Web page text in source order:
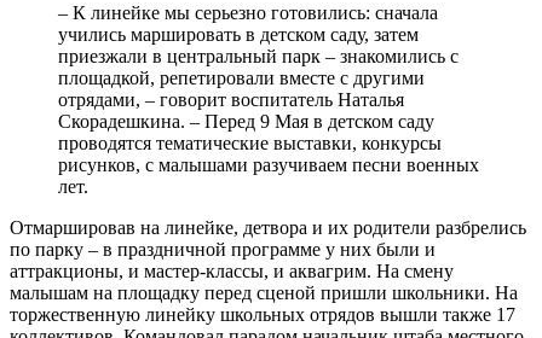
– К линейке мы серьезно готовились: сначала
учились маршировать в детском саду, затем
приезжали в центральный парк – знакомились с
площадкой, репетировали вместе с другими
отрядами, – говорит воспитатель Наталья
Скорадешкина. – Перед 9 Мая в детском саду
проводятся тематические выставки, конкурсы
рисунков, с малышами разучиваем песни военных
лет.
Отмаршировав на линейке, детвора и их родители разбрелись
по парку – в праздничной программе у них были и
аттракционы, и мастер-классы, и аквагрим. На смену
малышам на площадку перед сценой пришли школьники. На
торжественную линейку школьных отрядов вышли также 17